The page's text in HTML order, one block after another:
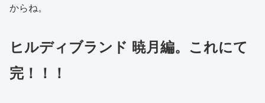
からね。
ヒルディブランド 暁月編。これにて
完！！！